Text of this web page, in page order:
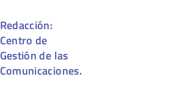
Redacción:
Centro de
Gestión de las
Comunicaciones.